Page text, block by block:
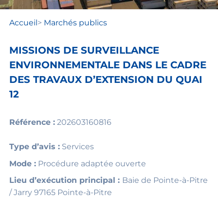
Accueil> Marchés publics
MISSIONS DE SURVEILLANCE
ENVIRONNEMENTALE DANS LE CADRE
DES TRAVAUX D’EXTENSION DU QUAI
12
Référence :202603160816
Type d’avis :Services
Mode :Procédure adaptée ouverte
Lieu d’exécution principal : Baie de Pointe-à-Pitre
/ Jarry 97165 Pointe-à-Pitre